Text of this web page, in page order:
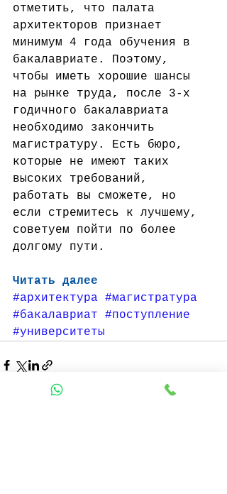
отметить, что палата
архитекторов признает
минимум 4 года обучения в
бакалавриате. Поэтому,
чтобы иметь хорошие шансы
на рынке труда, после 3-х
годичного бакалавриата
необходимо закончить
магистратуру. Есть бюро,
которые не имеют таких
высоких требований,
работать вы сможете, но
если стремитесь к лучшему,
советуем пойти по более
долгому пути.
Читать далее
#архитектура
#магистратура
#бакалавриат
#поступление
#университеты